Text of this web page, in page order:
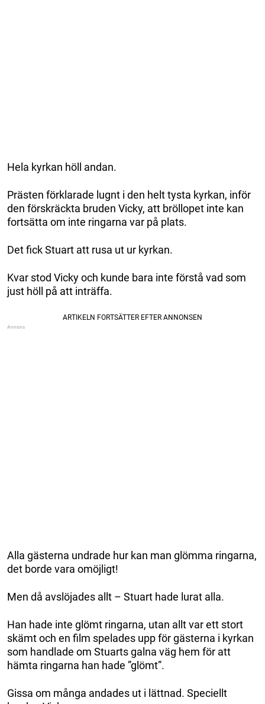
Hela kyrkan höll andan.
Prästen förklarade lugnt i den helt tysta kyrkan, inför
den förskräckta bruden Vicky, att bröllopet inte kan
fortsätta om inte ringarna var på plats.
Det fick Stuart att rusa ut ur kyrkan.
Kvar stod Vicky och kunde bara inte förstå vad som
just höll på att inträffa.
Alla gästerna undrade hur kan man glömma ringarna,
det borde vara omöjligt!
Men då avslöjades allt – Stuart hade lurat alla.
Han hade inte glömt ringarna, utan allt var ett stort
skämt och en film spelades upp för gästerna i kyrkan
som handlade om Stuarts galna väg hem för att
hämta ringarna han hade ”glömt”.
Gissa om många andades ut i lättnad. Speciellt